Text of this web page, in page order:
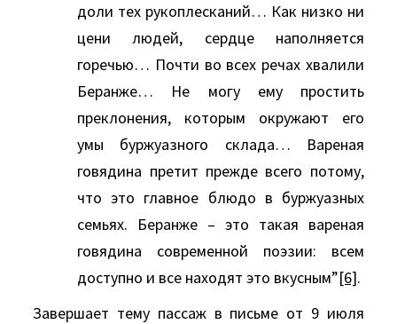
доли тех рукоплесканий… Как низко ни
цени людей, сердце наполняется
горечью… Почти во всех речах хвалили
Беранже… Не могу ему простить
преклонения, которым окружают его
умы буржуазного склада… Вареная
говядина претит прежде всего потому,
что это главное блюдо в буржуазных
семьях. Беранже – это такая вареная
говядина современной поэзии: всем
доступно и все находят это вкусным”[6].
Завершает тему пассаж в письме от 9 июля